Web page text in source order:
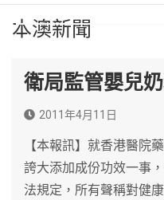
本澳新聞
衛局監管嬰兒
2011年4月11日
【本報訊】就香港醫院
誇大添加成份功效一事
法規定，所有聲稱對健